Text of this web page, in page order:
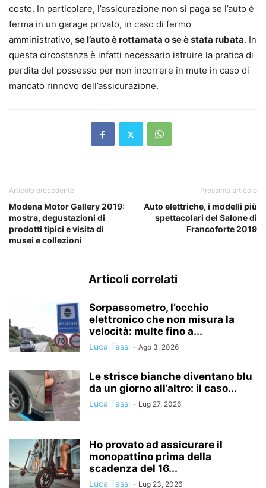
costo. In particolare, l’assicurazione non si paga se l’auto è
ferma in un garage privato, in caso di fermo
amministrativo, se l’auto è rottamata o se è stata rubata. In
questa circostanza è infatti necessario istruire la pratica di
perdita del possesso per non incorrere in mute in caso di
mancato rinnovo dell’assicurazione.
Articolo precedente
Modena Motor Gallery 2019:
mostra, degustazioni di
prodotti tipici e visita di
musei e collezioni
Prossimo articolo
Auto elettriche, i modelli più
spettacolari del Salone di
Francoforte 2019
Articoli correlati
Sorpassometro, l’occhio
elettronico che non misura la
velocità: multe fino a...
Luca Tassi - Ago 3, 2026
Le strisce bianche diventano blu
da un giorno all’altro: il caso...
Luca Tassi - Lug 27, 2026
Ho provato ad assicurare il
monopattino prima della
scadenza del 16...
Luca Tassi - Lug 23, 2026